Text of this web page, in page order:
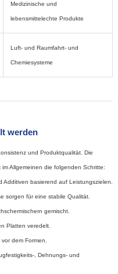
Medizinische und
lebensmittelechte Produkte
Luft- und Raumfahrt- und
Chemiesysteme
werden
und Produktqualität. Die
Allgemeinen die folgenden Schritte:
Additiven basierend auf Leistungszielen.
sorgen für eine stabile Qualität.
gemischt.
Platten veredelt.
dem Formen.
, Dehnungs- und